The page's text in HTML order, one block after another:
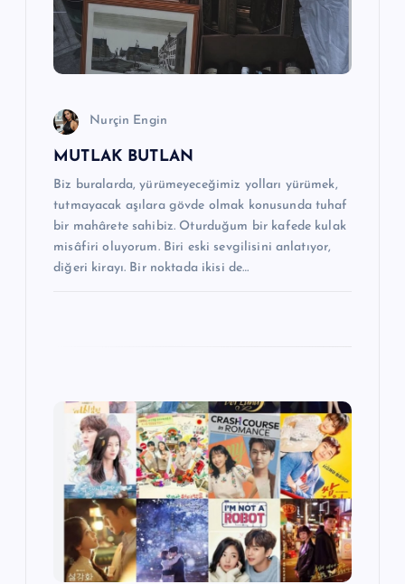
Nurçin Engin
MUTLAK BUTLAN
Biz buralarda, yürümeyeceğimiz yolları yürümek,
tutmayacak aşılara gövde olmak konusunda tuhaf
bir mahârete sahibiz. Oturduğum bir kafede kulak
misâfiri oluyorum. Biri eski sevgilisini anlatıyor,
diğeri kirayı. Bir noktada ikisi de…